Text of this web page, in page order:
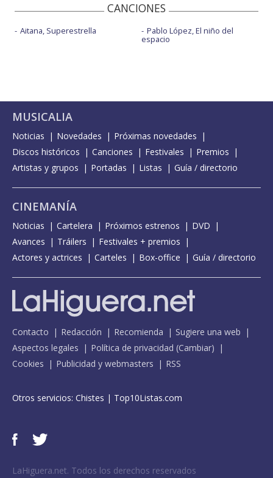
CANCIONES
Aitana, Superestrella Pablo López, El niño del
espacio
MUSICALIA
Noticias Novedades
Próximas novedades
Discos históricos
Canciones Festivales
Premios
Artistas y grupos
Portadas Listas Guía / directorio
CINEMANÍA
Noticias Cartelera Próximos estrenos
DVD
Avances
Tráilers
Festivales + premios
Actores y actrices
Carteles Box-office Guía / directorio
Contacto Redacción Recomienda
Sugiere una web
Aspectos legales
Política de privacidad (Cambiar)
Cookies
Publicidad y webmasters RSS
Otros servicios: Chistes | Top10Listas.com
LaHiguera.net. Todos los derechos reservados